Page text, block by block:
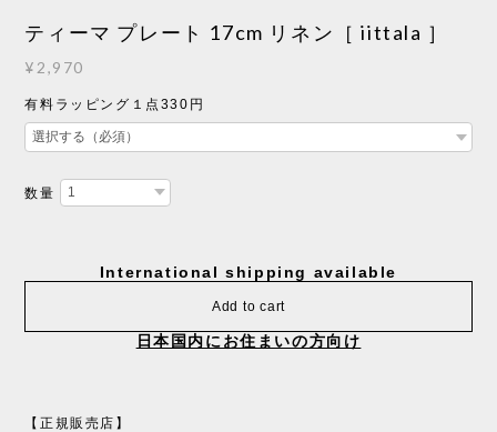
ティーマ プレート 17cm リネン［ iittala ］
¥2,970
有料ラッピング１点330円
数量
International shipping available
Add to cart
日本国内にお住まいの方向け
【正規販売店】